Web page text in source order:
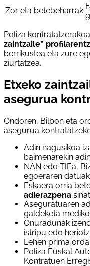
Zor eta betebeharrak
Poliza
zaintzaile”
berrikustea eta zure
ziurtatzea.
Etxeko
asegurua
Ondoren, Bilbon eta
asegurua
Adin nagusikoa
baimenarekin
NAN edo TIEa,
egoeraren
Eskaera orria
adierazpena
Aseguratuaren
galdeketa
Onuradunak
istripu edo
Lehen prima
Poliza Euskal
Kontratuen